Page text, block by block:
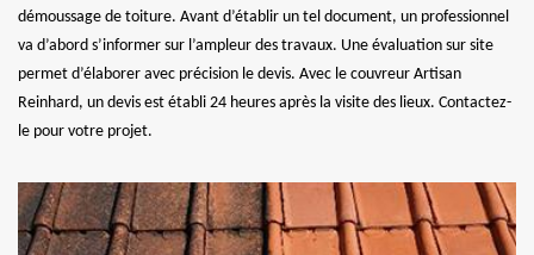
démoussage de toiture. Avant d’établir un tel document, un professionnel
va d’abord s’informer sur l’ampleur des travaux. Une évaluation sur site
permet d’élaborer avec précision le devis. Avec le couvreur Artisan
Reinhard, un devis est établi 24 heures après la visite des lieux. Contactez-
le pour votre projet.